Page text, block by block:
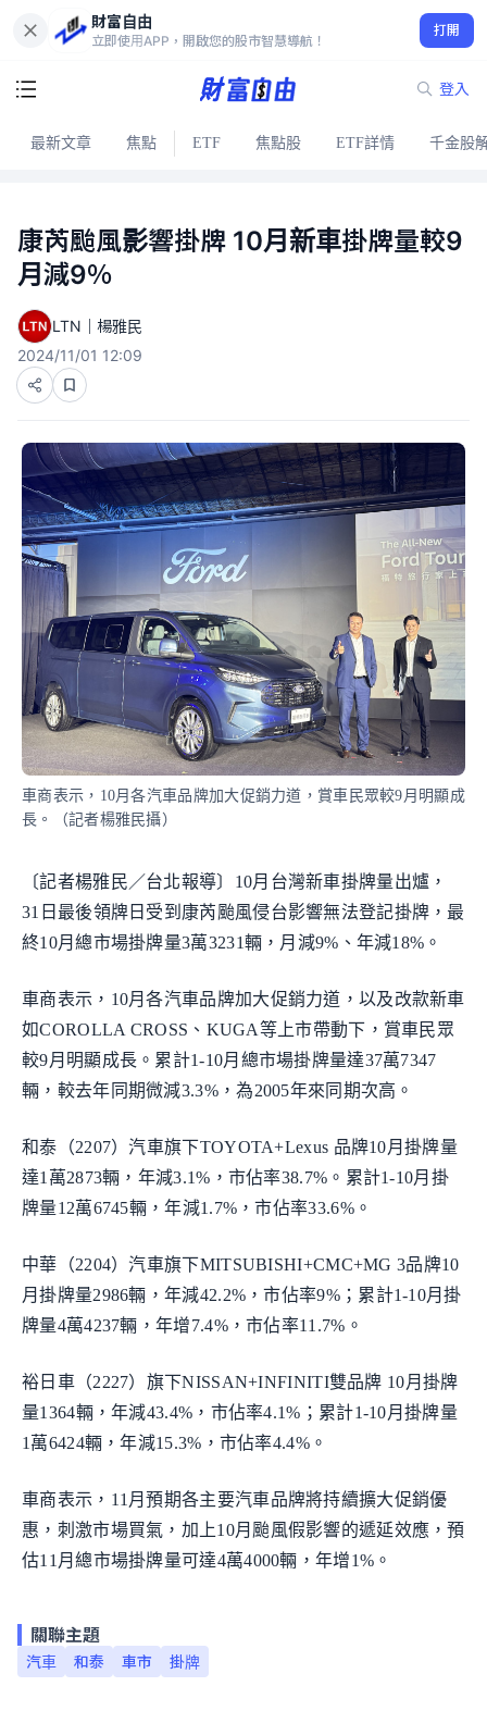
財富自由
立即使用APP，開啟您的股市智慧導航！
打開
登入
最新文章 焦點 ETF 焦點股 ETF詳情 千金股
康芮颱風影響掛牌 10月新車掛牌量較9
月減9％
LTN｜楊雅民
2024/11/01 12:09
車商表示，10月各汽車品牌加大促銷力道，賞車民眾較9月明顯成
長。（記者楊雅民攝）
〔記者楊雅民／台北報導〕10月台灣新車掛牌量出爐，
31日最後領牌日受到康芮颱風侵台影響無法登記掛牌，最
終10月總市場掛牌量3萬3231輛，月減9%、年減18%。
車商表示，10月各汽車品牌加大促銷力道，以及改款新車
如COROLLA CROSS、KUGA等上市帶動下，賞車民眾
較9月明顯成長。累計1-10月總市場掛牌量達37萬7347
輛，較去年同期微減3.3%，為2005年來同期次高。
和泰（2207）汽車旗下TOYOTA+Lexus 品牌10月掛牌量
達1萬2873輛，年減3.1%，市佔率38.7%。累計1-10月掛
牌量12萬6745輛，年減1.7%，市佔率33.6%。
中華（2204）汽車旗下MITSUBISHI+CMC+MG 3品牌10
月掛牌量2986輛，年減42.2%，市佔率9%；累計1-10月掛
牌量4萬4237輛，年增7.4%，市佔率11.7%。
裕日車（2227）旗下NISSAN+INFINITI雙品牌 10月掛牌
量1364輛，年減43.4%，市佔率4.1%；累計1-10月掛牌量
1萬6424輛，年減15.3%，市佔率4.4%。
車商表示，11月預期各主要汽車品牌將持續擴大促銷優
惠，刺激市場買氣，加上10月颱風假影響的遞延效應，預
估11月總市場掛牌量可達4萬4000輛，年增1%。
關聯主題
汽車 和泰 車市 掛牌